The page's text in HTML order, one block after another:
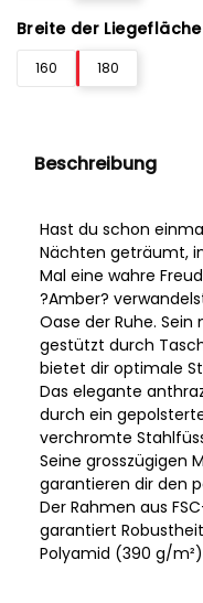
Breite der
160 180
Beschreibung
Hast du schon
Nächten geträumt,
Mal eine wahre
?Amber?
Oase der Ruhe.
gestützt durch
bietet dir optimale
Das elegante
durch ein
verchromte
Seine grosszügigen
garantieren dir den
Der Rahmen aus
garantiert
Polyamid (390 g/